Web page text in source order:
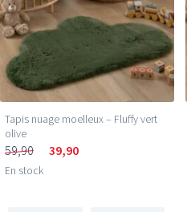
Tapis nuage moelleux – Fluffy vert
olive
59,90 39,90
En stock